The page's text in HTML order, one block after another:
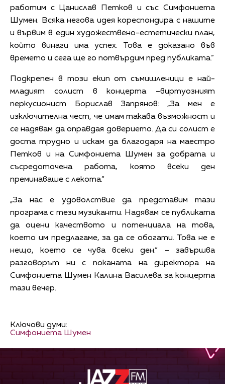
работим с Цанислав Петков и със Симфониета
Шумен. Всяка негова идея кореспондира с нашите
и вървим в един художествено-естетически план,
който винаги има успех. Това е доказано във
времето и сега ще го потвърдим пред публиката.“
Подкрепен в този екип от съмишленици е най-
младият солист в концерта –виртуозният
перкусионист Борислав Запрянов: „За мен е
изключителна чест, че имам такава възможност и
се надявам да оправдая доверието. Да си солист е
доста трудно и искам да благодаря на маестро
Петков и на Симфониета Шумен за добрата и
съсредоточена работа, която всеки ден
преминаваше с лекота.“
„За нас е удоволствие да представим тази
програма с тези музиканти. Надявам се публиката
да оцени качеството и потенциала на това,
което им предлагаме, за да се обогати. Това не е
нещо, което се чува всеки ден.“ – завършва
разговорът ни с поканата на директора на
Симфониета Шумен Калина Василева за концерта
тази вечер.
Ключови думи:
Симфониета Шумен